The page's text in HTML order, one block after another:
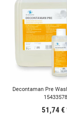
Decontaman Pre
15433578
51,74 €